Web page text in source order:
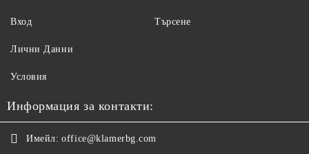
Вход Търсене
Лични Данни
Условия
Информация за контакти:
Имейл: office@klamerbg.com